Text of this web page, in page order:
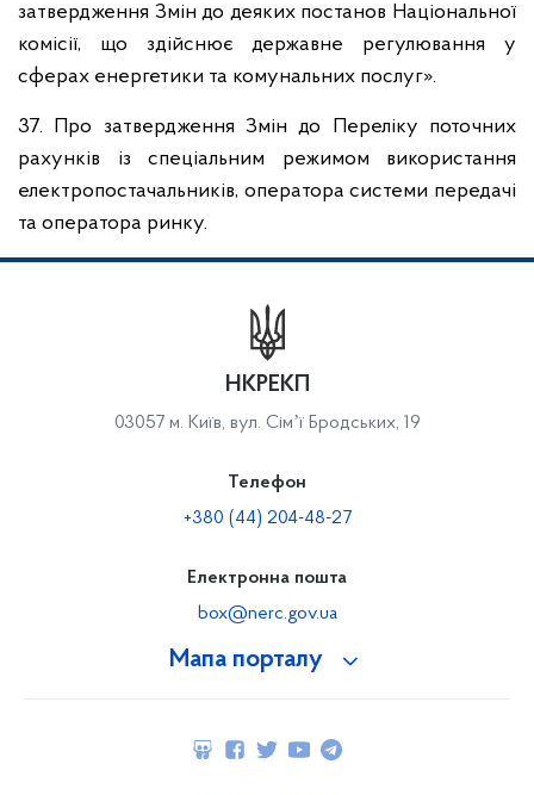
затвердження Змін до деяких постанов Національної
комісії, що здійснює державне регулювання у
сферах енергетики та комунальних послуг».
37. Про затвердження Змін до Переліку поточних
рахунків із спеціальним режимом використання
електропостачальників, оператора системи передачі
та оператора ринку.
Мапа порталу
НКРЕКП
03057 м. Київ, вул. Сімʼї Бродських, 19
Телефон
+380 (44) 204-48-27
Електронна пошта
box@nerc.gov.ua